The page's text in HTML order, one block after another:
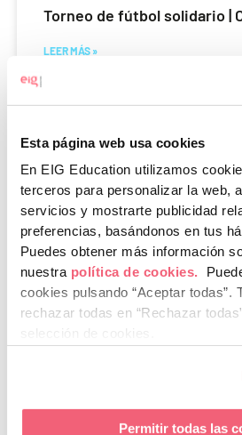
Esta página web usa cookies
En EIG Education utilizamos
terceros para personalizar la web,
servicios y mostrarte publicidad
preferencias, basándonos en tus
Puedes obtener más información
nuestra política de cookies.
cookies pulsando “Aceptar todas”.
rechazar todas en “Rechazar
Permitir todas las
Torneo de fútbol solidario |
LEER MÁS »
curso en los campus de